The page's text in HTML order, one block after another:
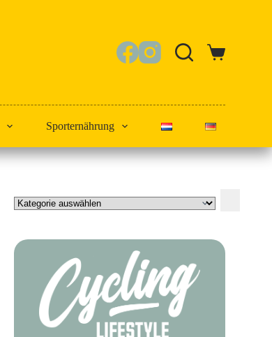
Warenkorb
Sporternährung
auswählen